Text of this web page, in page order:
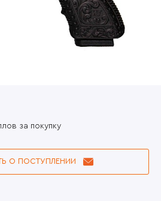
за покупку
О ПОСТУПЛЕНИИ